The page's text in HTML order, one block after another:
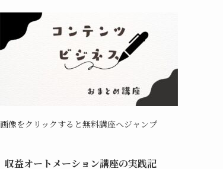
画像をクリックすると無料講座へジャンプ
収益オートメーション講座の実践記